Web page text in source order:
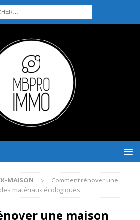
MAISON
Comment rénover une
matériaux écologiques
une maison